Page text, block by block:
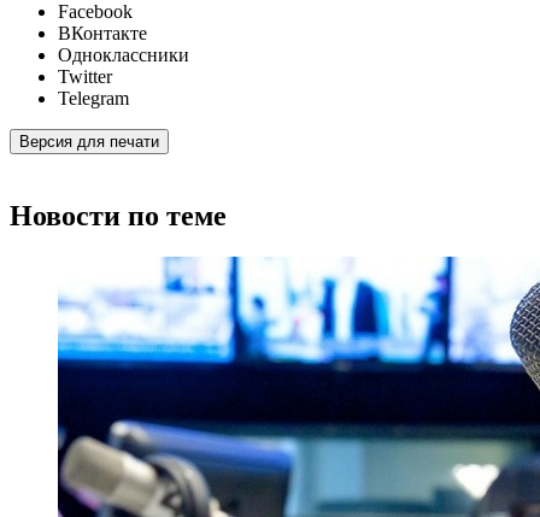
Facebook
ВКонтакте
Одноклассники
Twitter
Telegram
Версия для печати
Новости по теме